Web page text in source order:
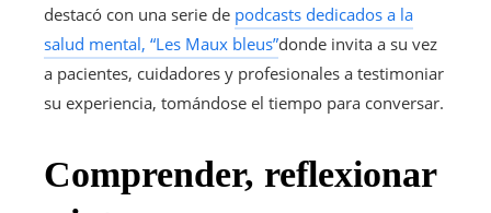
destacó con una serie de podcasts dedicados a la
salud mental, “Les Maux bleus”donde invita a su vez
a pacientes, cuidadores y profesionales a testimoniar
su experiencia, tomándose el tiempo para conversar.
Comprender, reflexionar